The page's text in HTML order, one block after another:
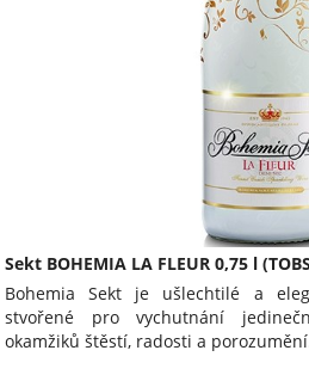
Sekt BOHEMIA LA FLEUR 0,75 l
Bohemia Sekt je ušlechtilé a
stvořené pro vychutnání
okamžiků štěstí, radosti a